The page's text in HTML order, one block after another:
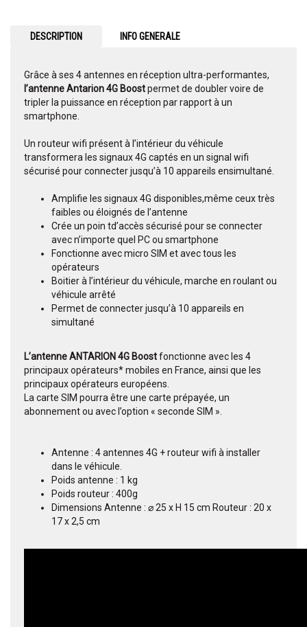
DESCRIPTION INFO GENERALE
Grâce à ses 4 antennes en réception ultra-performantes,
l’antenne Antarion 4G Boostpermet de doubler voire de
tripler la puissance en réception par rapport à un
smartphone.
Un routeur wifi présent à l’intérieur du véhicule
transformera les signaux 4G captés en un signal wifi
sécurisé pour connecter jusqu’à 10 appareils ensimultané.
Amplifie les signaux 4G disponibles,même ceux très
faibles ou éloignés de l’antenne
Crée un poin td’accès sécurisé pour se connecter
avec n’importe quel PC ou smartphone
Fonctionne avec micro SIM et avec tous les
opérateurs
Boitier à l’intérieur du véhicule, marche en roulant ou
véhicule arrêté
Permet de connecter jusqu’à 10 appareils en
simultané
L’antenne ANTARION 4G Boostfonctionne avec les 4
principaux opérateurs* mobiles en France, ainsi que les
principaux opérateurs européens.
La carte SIM pourra être une carte prépayée, un
abonnement ou avec l’option « seconde SIM ».
Antenne : 4 antennes 4G + routeur wifi à installer
dans le véhicule.
Poids antenne : 1 kg
Poids routeur : 400g
Dimensions Antenne : ⌀ 25 x H 15 cm Routeur : 20 x
17 x 2,5 cm